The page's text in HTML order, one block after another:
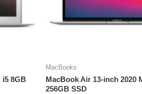
i5 8GB
MacBooks
MacBook Air 13-inch 2020
256GB SSD